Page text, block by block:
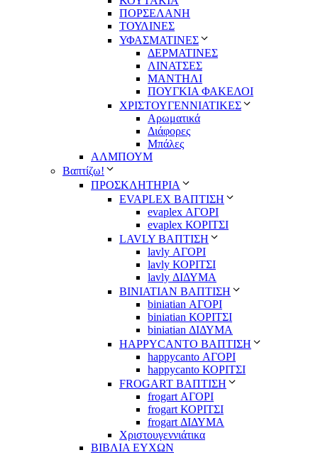
ΠΟΡΣΕΛΑΝΗ
ΤΟΥΛΙΝΕΣ
ΥΦΑΣΜΑΤΙΝΕΣ
ΔΕΡΜΑΤΙΝΕΣ
ΛΙΝΑΤΣΕΣ
ΜΑΝΤΗΛΙ
ΠΟΥΓΚΙΑ ΦΑΚΕΛΟΙ
ΧΡΙΣΤΟΥΓΕΝΝΙΑΤΙΚΕΣ
Αρωματικά
Διάφορες
Μπάλες
ΑΛΜΠΟΥΜ
Βαπτίζω!
ΠΡΟΣΚΛΗΤΗΡΙΑ
EVAPLEX ΒΑΠΤΙΣΗ
evaplex ΑΓΟΡΙ
evaplex ΚΟΡΙΤΣΙ
LAVLY ΒΑΠΤΙΣΗ
lavly ΑΓΟΡΙ
lavly ΚΟΡΙΤΣΙ
lavly ΔΙΔΥΜΑ
ΒΙΝΙΑΤΙΑΝ ΒΑΠΤΙΣΗ
biniatian ΑΓΟΡΙ
biniatian ΚΟΡΙΤΣΙ
biniatian ΔΙΔΥΜΑ
HAPPYCANTO ΒΑΠΤΙΣΗ
happycanto ΑΓΟΡΙ
happycanto ΚΟΡΙΤΣΙ
FROGART ΒΑΠΤΙΣΗ
frogart ΑΓΟΡΙ
frogart ΚΟΡΙΤΣΙ
frogart ΔΙΔΥΜΑ
Χριστουγεννιάτικα
ΒΙΒΛΙΑ ΕΥΧΩΝ